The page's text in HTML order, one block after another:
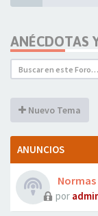
ANÉCDOTAS
Nuevo Tema
ANUNCIOS
por